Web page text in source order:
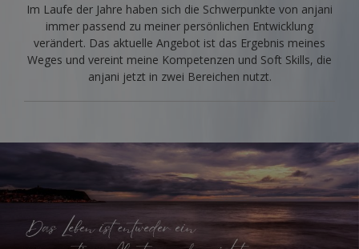
Im Laufe der Jahre haben sich die Schwerpunkte von anjani
immer passend zu meiner persönlichen Entwicklung
verändert. Das aktuelle Angebot ist das Ergebnis meines
Weges und vereint meine Kompetenzen und Soft Skills, die
anjani jetzt in zwei Bereichen nutzt.